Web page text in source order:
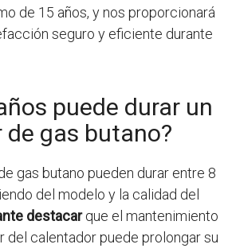
de 15 años, y nos proporcionará
seguro y eficiente durante
puede durar un
gas butano?
gas butano pueden durar entre 8
del modelo y la calidad del
destacarque el mantenimiento
del calentador puede prolongar su